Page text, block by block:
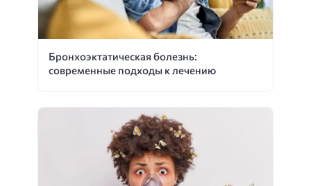
Бронхоэктатическая болезнь:
современные подходы к лечению